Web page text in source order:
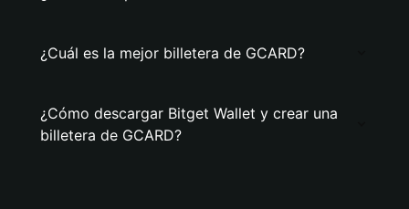
¿Cuál es la mejor billetera de GCARD?
¿Cómo descargar Bitget Wallet y crear una
billetera de GCARD?